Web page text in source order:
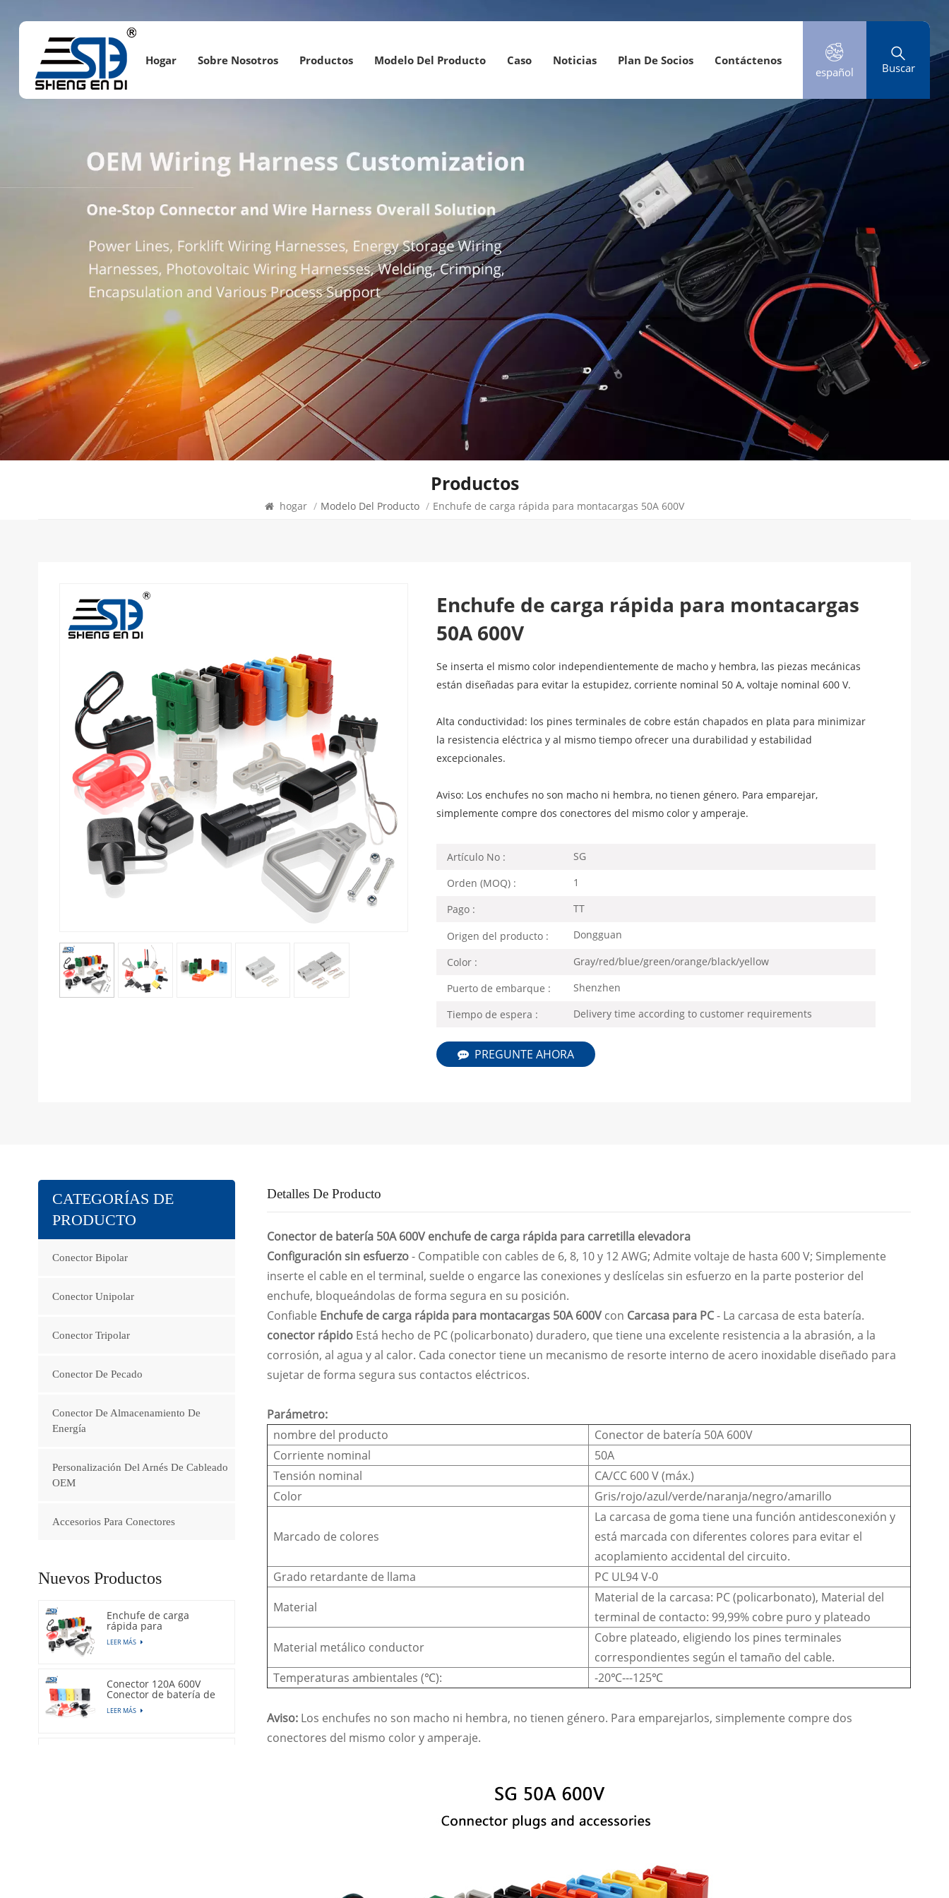
Hogar Sobre Nosotros Productos Modelo Del Producto Caso Noticias Plan De Socios
Contáctenos
español
Buscar
Productos
hogar / Modelo Del Producto / Enchufe de carga rápida para montacargas 50A 600V
Enchufe de carga rápida para montacargas
50A 600V
Se inserta el mismo color independientemente de macho y hembra, las piezas mecánicas
están diseñadas para evitar la estupidez, corriente nominal 50 A, voltaje nominal 600 V.
Alta conductividad: los pines terminales de cobre están chapados en plata para minimizar
la resistencia eléctrica y al mismo tiempo ofrecer una durabilidad y estabilidad
excepcionales.
Aviso: Los enchufes no son macho ni hembra, no tienen género. Para emparejar,
simplemente compre dos conectores del mismo color y amperaje.
Artículo No : SG
Orden (MOQ) : 1
Pago : TT
Origen del producto : Dongguan
Color : Gray/red/blue/green/orange/black/yellow
Puerto de embarque : Shenzhen
Tiempo de espera : Delivery time according to customer requirements
PREGUNTE AHORA
Detalles De Producto
Conector de batería 50A 600V enchufe de carga rápida para carretilla elevadora
Configuración sin esfuerzo- Compatible con cables de 6, 8, 10 y 12 AWG; Admite voltaje de hasta 600 V; Simplemente
inserte el cable en el terminal, suelde o engarce las conexiones y deslícelas sin esfuerzo en la parte posterior del
enchufe, bloqueándolas de forma segura en su posición.
Confiable Enchufe de carga rápida para montacargas 50A 600V con Carcasa para PC- La carcasa de esta batería.
conector rápido Está hecho de PC (policarbonato) duradero, que tiene una excelente resistencia a la abrasión, a la
corrosión, al agua y al calor. Cada conector tiene un mecanismo de resorte interno de acero inoxidable diseñado para
sujetar de forma segura sus contactos eléctricos.
Parámetro:
nombre del producto
Conector de batería 50A 600V
Corriente nominal
50A
Tensión nominal
CA/CC 600 V (máx.)
Color
Gris/rojo/azul/verde/naranja/negro/amarillo
Marcado de colores
La carcasa de goma tiene una función antidesconexión y
está marcada con diferentes colores para evitar el
acoplamiento accidental del circuito.
Grado retardante de llama
PC UL94 V-0
Material
Material de la carcasa: PC (policarbonato), Material del
terminal de contacto: 99,99% cobre puro y plateado
Material metálico conductor
Cobre plateado, eligiendo los pines terminales
correspondientes según el tamaño del cable.
Temperaturas ambientales (℃):
-20℃---125℃
Aviso: Los enchufes no son macho ni hembra, no tienen género. Para emparejarlos, simplemente compre dos
conectores del mismo color y amperaje.
CATEGORÍAS DE
PRODUCTO
Conector Bipolar
Conector Unipolar
Conector Tripolar
Conector De Pecado
Conector De Almacenamiento De
Energía
Personalización Del Arnés De Cableado
OEM
Accesorios Para Conectores
Nuevos Productos
Enchufe de carga
rápida para
montacargas 50A 600V
LEER MÁS
Conector 120A 600V
Conector de batería de
2 pines
LEER MÁS